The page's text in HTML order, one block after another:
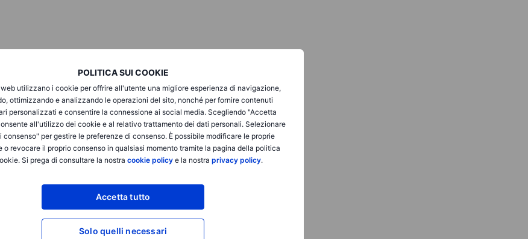
POLITICA SUI COOKIE
utilizzano i cookie per offrire all'utente una migliore esperienza di navigazione,
ottimizzando e analizzando le operazioni del sito, nonché per fornire contenuti
personalizzati e consentire la connessione ai social media. Scegliendo "Accetta
all'utilizzo dei cookie e al relativo trattamento dei dati personali. Selezionare
consenso" per gestire le preferenze di consenso. È possibile modificare le proprie
o revocare il proprio consenso in qualsiasi momento tramite la pagina della politica
Si prega di consultare la nostra cookie policye la nostra privacy policy.
Accetta tutto
Solo quelli necessari